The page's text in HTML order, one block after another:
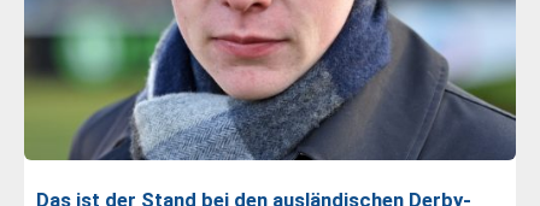
Das ist der Stand bei den ausländischen Derby-